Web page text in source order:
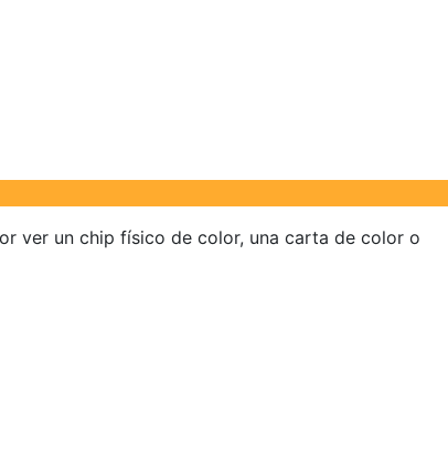
ver un chip físico de color, una carta de color o